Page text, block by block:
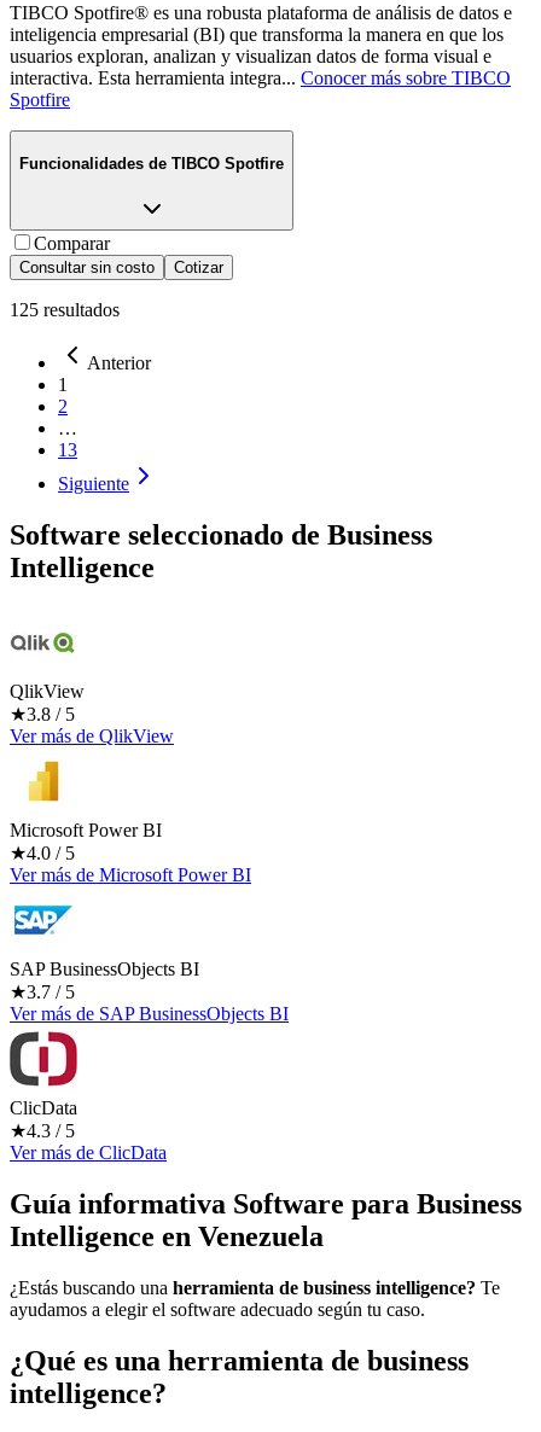
TIBCO Spotfire® es una robusta plataforma de análisis de datos e
inteligencia empresarial (BI) que transforma la manera en que los
usuarios exploran, analizan y visualizan datos de forma visual e
interactiva. Esta herramienta integra... Conocer más sobre TIBCO
Spotfire
Funcionalidades de TIBCO Spotfire
Comparar
Consultar sin costo Cotizar
125 resultados
Anterior
1
2
…
13
Siguiente
Software seleccionado de Business
Intelligence
QlikView
★3.8 / 5
Ver más de QlikView
Microsoft Power BI
★4.0 / 5
Ver más de Microsoft Power BI
SAP BusinessObjects BI
★3.7 / 5
Ver más de SAP BusinessObjects BI
ClicData
★4.3 / 5
Ver más de ClicData
Guía informativa Software para Business
Intelligence en Venezuela
¿Estás buscando una herramienta de business intelligence? Te
ayudamos a elegir el software adecuado según tu caso.
¿Qué es una herramienta de business
intelligence?